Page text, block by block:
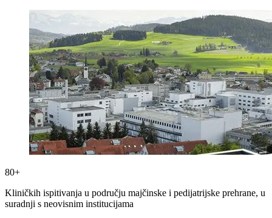
80+
Kliničkih ispitivanja u području majčinske i pedijatrijske prehrane, u
suradnji s neovisnim institucijama